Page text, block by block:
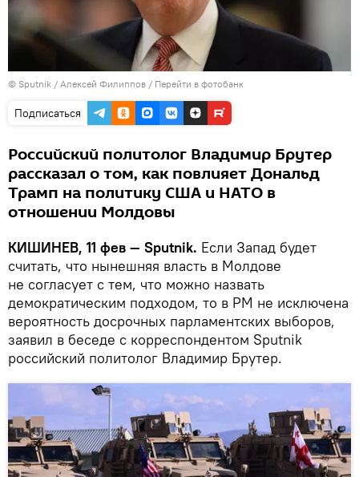
© Sputnik / Алексей Филиппов / Перейти в фотобанк
Подписаться
Российский политолог Владимир Брутер
рассказал о том, как повлияет Дональд
Трамп на политику США и НАТО в
отношении Молдовы
КИШИНЕВ, 11 фев — Sputnik. Если Запад будет
считать, что нынешняя власть в Молдове
не согласует с тем, что можно назвать
демократическим подходом, то в РМ не исключена
вероятность досрочных парламентских выборов,
заявил в беседе с корреспондентом Sputnik
российский политолог Владимир Брутер.